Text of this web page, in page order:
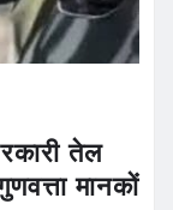
तेल
मानकों